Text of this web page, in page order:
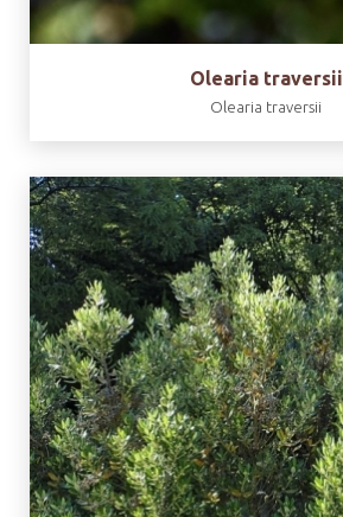
Olearia traversii
Olearia traversii